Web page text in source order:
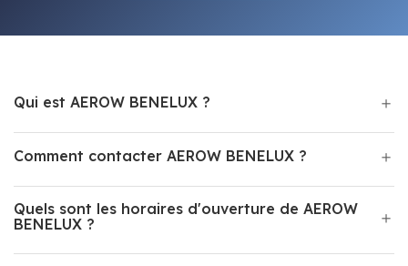
Qui est AEROW BENELUX ?
Comment contacter AEROW BENELUX ?
Quels sont les horaires d'ouverture de AEROW
BENELUX ?